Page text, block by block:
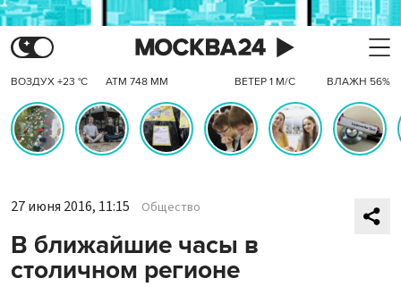
ВОЗДУХ +23 °C АТМ 748 ММ ВЕТЕР 1 М/С ВЛАЖН 56%
27 июня 2016, 11:15 Общество
В ближайшие часы в
столичном регионе